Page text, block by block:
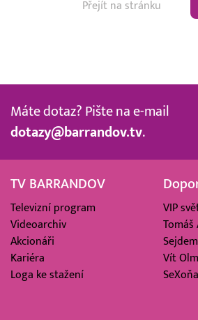
Máte dotaz? Pište na e-mail
dotazy@barrandov.tv.
TV BARRANDOV
Televizní program
Videoarchiv
Akcionáři
Kariéra
Loga ke stažení
VIP
Tomáš
Vít
SeXoňa